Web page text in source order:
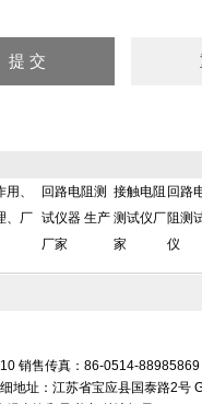
、
、厂
回路电阻测
试仪器 生产
厂家
接触电阻
测试仪厂
家
回路
阻测
仪
销售传真：86-0514-88985869
地址：江苏省宝应县国泰路2号